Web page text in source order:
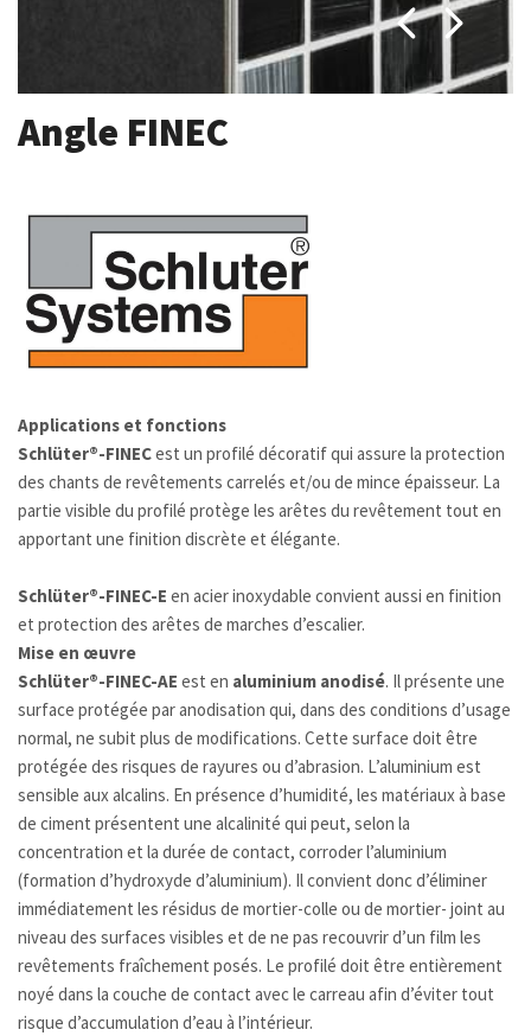
Angle FINEC
Applications et fonctions
Schlüter®-FINECest un profilé décoratif qui assure la protection
des chants de revêtements carrelés et/ou de mince épaisseur. La
partie visible du profilé protège les arêtes du revêtement tout en
apportant une finition discrète et élégante.
Schlüter®-FINEC-E en acier inoxydable convient aussi en finition
et protection des arêtes de marches d’escalier.
Mise en œuvre
Schlüter®-FINEC-AE est en aluminium anodisé. Il présente une
surface protégée par anodisation qui, dans des conditions d’usage
normal, ne subit plus de modifications. Cette surface doit être
protégée des risques de rayures ou d’abrasion. L’aluminium est
sensible aux alcalins. En présence d’humidité, les matériaux à base
de ciment présentent une alcalinité qui peut, selon la
concentration et la durée de contact, corroder l’aluminium
(formation d’hydroxyde d’aluminium). Il convient donc d’éliminer
immédiatement les résidus de mortier-colle ou de mortier- joint au
niveau des surfaces visibles et de ne pas recouvrir d’un film les
revêtements fraîchement posés. Le profilé doit être entièrement
noyé dans la couche de contact avec le carreau afin d’éviter tout
risque d’accumulation d’eau à l’intérieur.